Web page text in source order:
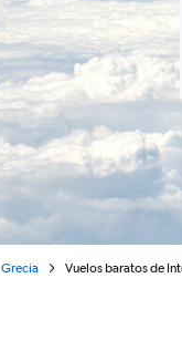
Grecia Vuelos baratos de